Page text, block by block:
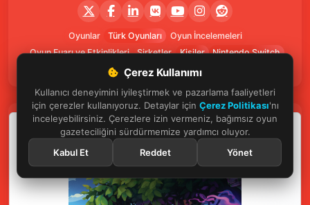
Çerez Kullanımı
Kullanıcı deneyimini iyileştirmek ve pazarlama faaliyetleri
için çerezler kullanıyoruz. Detaylar için Çerez Politikası'nı
inceleyebilirsiniz. Çerezlere izin vermeniz, bağımsız oyun
gazeteciliğini sürdürmemize yardımcı oluyor.
Kabul Et
Reddet Yönet
Oyunlar Türk Oyunları
Oyun İncelemeleri
Oyun Fuarı ve Etkinlikleri
Şirketler Kişiler
Nintendo Switch
Strateji Ubisoft GTA 6